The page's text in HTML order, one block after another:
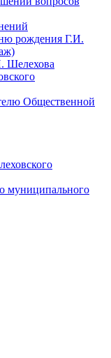
рождения Г.И.
Шелехова
Общественной
муниципального